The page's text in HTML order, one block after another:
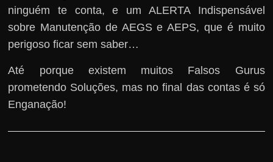
ninguém te conta, e um ALERTA Indispensável
sobre Manutenção de AEGS e AEPS, que é muito
perigoso ficar sem saber…
Até porque existem muitos Falsos Gurus
prometendo Soluções, mas no final das contas é só
Enganação!